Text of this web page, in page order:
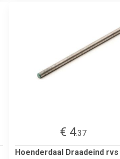
€ 4.37
Hoenderdaal Draadeind rvs